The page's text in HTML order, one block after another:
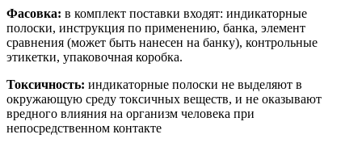
Фасовка: в комплект поставки входят: индикаторные
полоски, инструкция по применению, банка, элемент
сравнения (может быть нанесен на банку), контрольные
этикетки, упаковочная коробка.
Токсичность: индикаторные полоски не выделяют в
окружающую среду токсичных веществ, и не оказывают
вредного влияния на организм человека при
непосредственном контакте